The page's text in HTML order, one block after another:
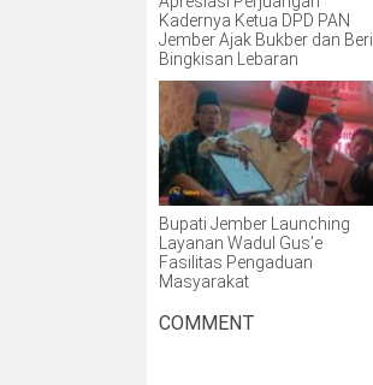
Kadernya Ketua DPD PAN
Jember Ajak Bukber dan Beri
Bingkisan Lebaran
Bupati Jember Launching
Layanan Wadul Gus’e
Fasilitas Pengaduan
Masyarakat
COMMENT